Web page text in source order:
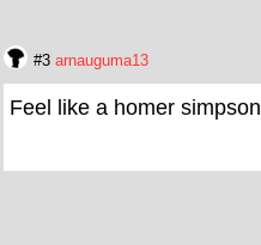
#3 arnauguma13
Feel like a homer simpson